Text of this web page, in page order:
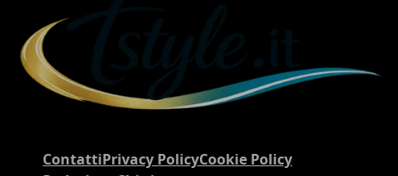
ContattiPrivacy PolicyCookie Policy